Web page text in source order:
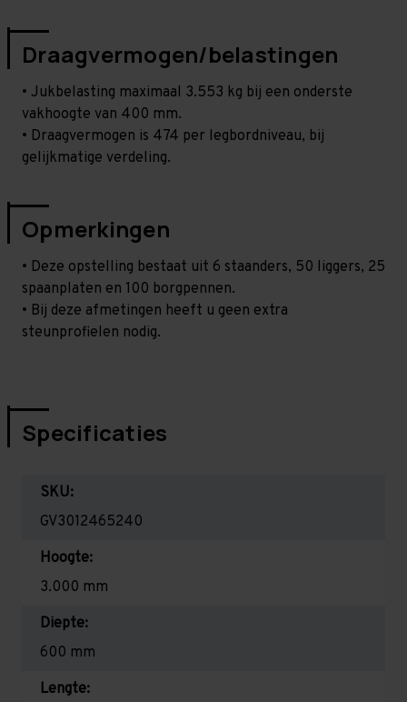
Draagvermogen/belastingen
• Jukbelasting maximaal 3.553 kg bij een onderste
vakhoogte van 400 mm.
• Draagvermogen is 474 per legbordniveau, bij
gelijkmatige verdeling.
Opmerkingen
• Deze opstelling bestaat uit 6 staanders, 50 liggers, 25
spaanplaten en 100 borgpennen.
• Bij deze afmetingen heeft u geen extra
steunprofielen nodig.
Specificaties
SKU:
GV3012465240
Hoogte:
3.000 mm
Diepte:
600 mm
Lengte: